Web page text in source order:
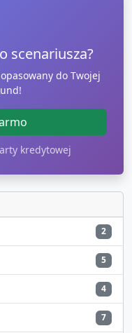
scenariusza?
do Twojej
kredytowej
2
5
4
7